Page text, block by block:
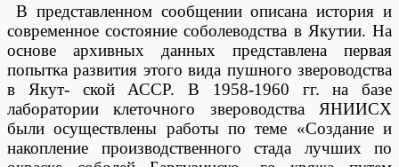
В представленном сообщении описана история и
современное состояние соболеводства в Якутии. На
основе архивных данных представлена первая
попытка развития этого вида пушного звероводства
в Якут- ской АССР. В 1958-1960 гг. на базе
лаборатории клеточного звероводства ЯНИИСХ
были осуществлены работы по теме «Создание и
накопление производственного стада лучших по